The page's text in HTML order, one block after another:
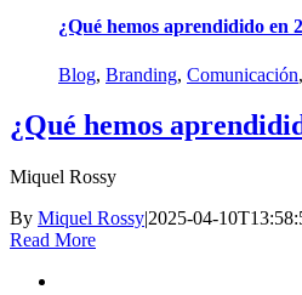
¿Qué hemos aprendidido en
Blog, Branding, Comunicación,
¿Qué hemos
Miquel Rossy
By Miquel Rossy|2025-04-
Read More